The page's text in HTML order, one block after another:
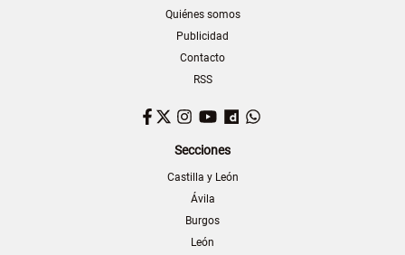
Quiénes somos
Publicidad
Contacto
RSS
Facebook
TwitterInstagram
YouTubeDailymotion
Secciones
Castilla y León
Ávila
Burgos
León